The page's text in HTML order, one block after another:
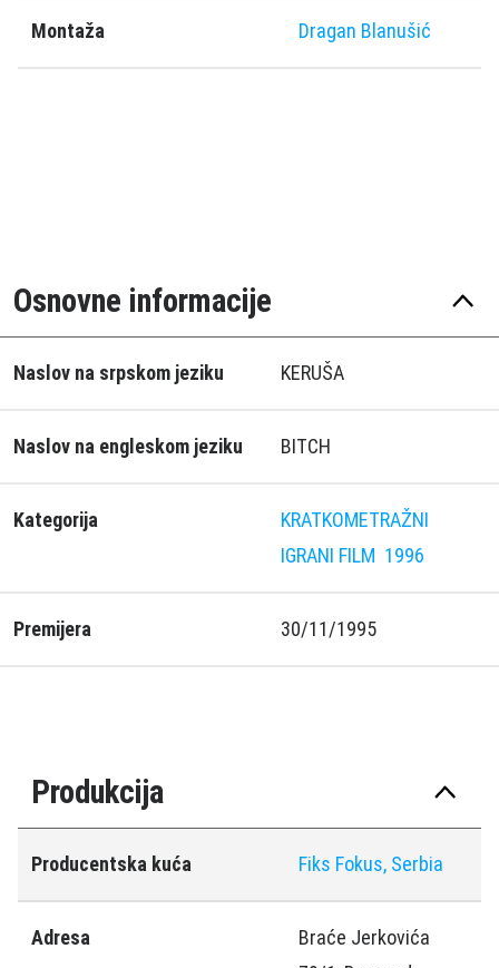
Montaža Dragan Blanušić
Osnovne informacije
Naslov na srpskom jeziku KERUŠA
Naslov na engleskom jeziku BITCH
Kategorija
KRATKOMETRAŽNI
IGRANI FILM 1996
Premijera 30/11/1995
Produkcija
Producentska kuća Fiks Fokus, Serbia
Adresa
Braće Jerkovića